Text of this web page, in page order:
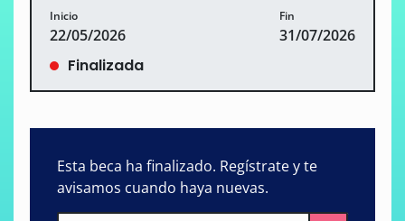
Inicio
22/05/2026
Fin
31/07/2026
Finalizada
Esta beca ha finalizado. Regístrate y te
avisamos cuando haya nuevas.